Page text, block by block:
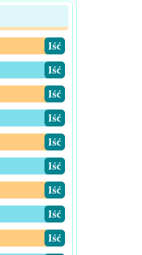
​Iść
​Iść
​Iść
​Iść
​Iść
​Iść
​Iść
​Iść
​Iść